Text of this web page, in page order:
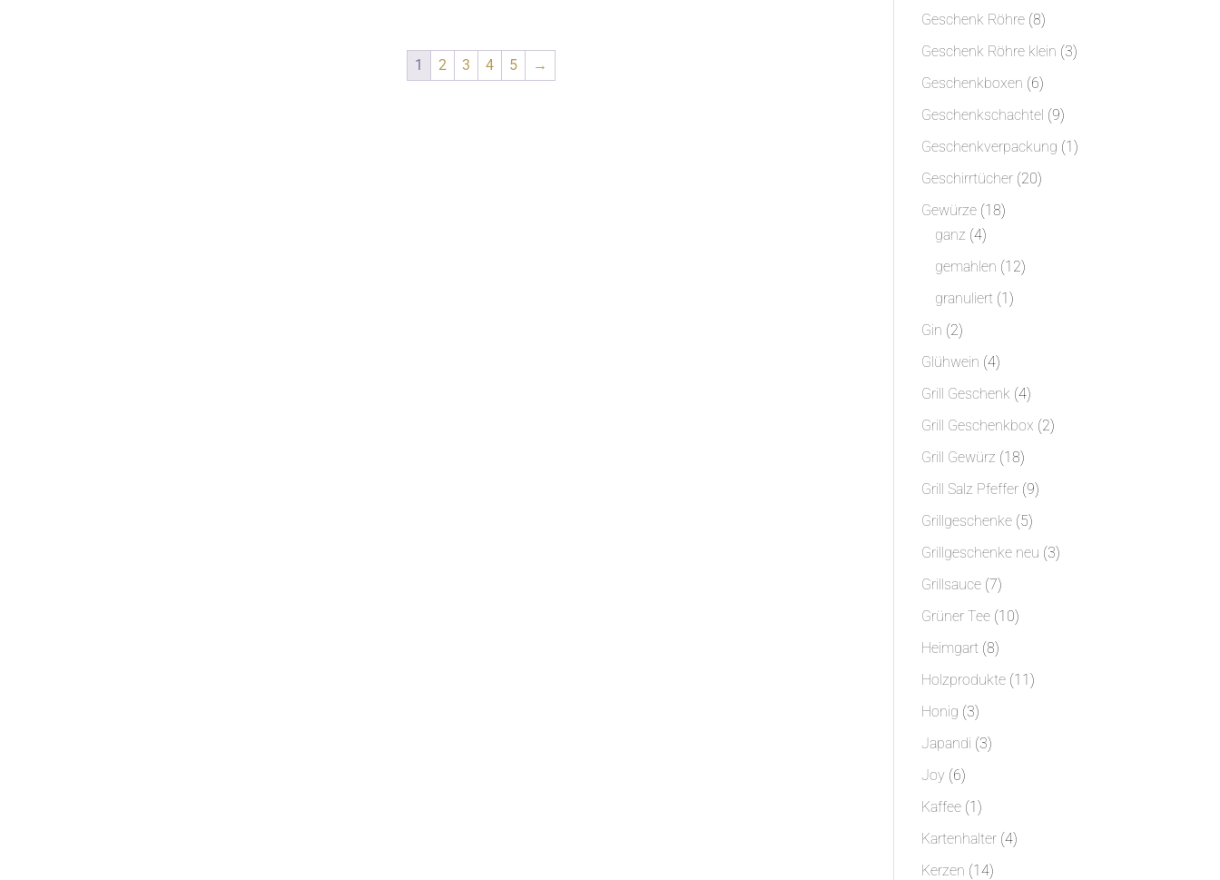
1 2 3 4 5 →
Geschenk Röhre 88
Produkte
Geschenk Röhre klein 33
Geschenkboxen 66
Produkte
Geschenkschachtel 99
Produkte
Geschenkverpackung 11
Geschirrtücher 2020
Gewürze 1818
ganz 44
Produkte
gemahlen 1212
granuliert 11
Gin 22
Produkte
Glühwein 44
Produkte
Grill Geschenk 44
Produkte
Grill Geschenkbox 22
Grill Gewürz 1818
Produkte
Grill Salz Pfeffer 99
Grillgeschenke 55
Produkte
Grillgeschenke neu 33
Grillsauce 77
Produkte
Grüner Tee 1010
Heimgart 88
Produkte
Holzprodukte 1111
Honig 33
Produkte
Japandi 33
Joy 66
Produkte
Kaffee 11
Produkt
Kartenhalter 44
Kerzen 1414